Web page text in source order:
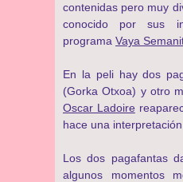
contenidas pero muy
conocido por sus
programa Vaya
En la peli hay dos
(Gorka Otxoa) y otro
Oscar Ladoire
hace una
Los dos pagafantas
algunos momentos